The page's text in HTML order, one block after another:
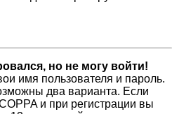
но не могу войти!
имя пользователя и пароль.
два варианта. Если
и при регистрации вы